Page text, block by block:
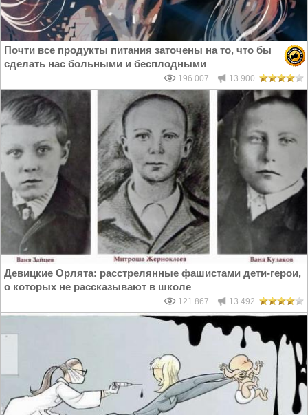
Почти все продукты питания заточены на то, что бы
сделать нас больными и бесплодными
196 007 13 900
Девицкие Орлята: расстрелянные фашистами дети-герои,
о которых не рассказывают в школе
121 867 13 492